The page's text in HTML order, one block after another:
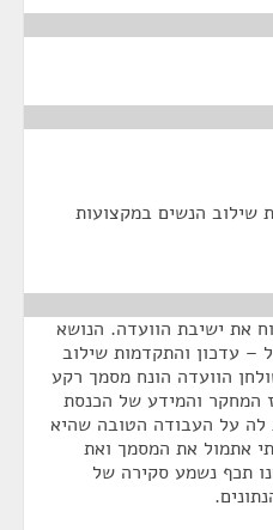
שילוב הנשים במקצועות
את ישיבת הוועדה. הנושא
עדכון והתקדמות שילוב
הוועדה הונח מסמך רקע
המחקר והמידע של הכנסת
לה על העבודה הטובה שהיא
אתמול את המסמך ואת
תכף נשמע סקירה של